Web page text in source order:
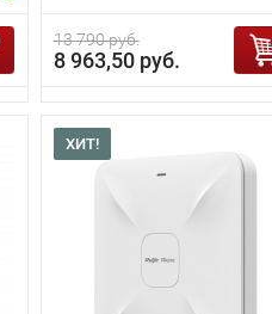
13 790 руб.
8 963,50 руб.
ХИТ!